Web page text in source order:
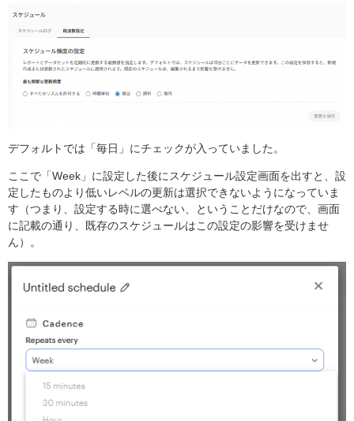
デフォルトでは「毎日」にチェックが入っていました。
ここで「Week」に設定した後にスケジュール設定画面を出すと、設
定したものより低いレベルの更新は選択できないようになっていま
す（つまり、設定する時に選べない、ということだけなので、画面
に記載の通り、既存のスケジュールはこの設定の影響を受けませ
ん）。